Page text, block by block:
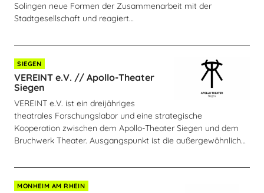
Solingen neue Formen der Zusammenarbeit mit der
Stadtgesellschaft und reagiert…
SIEGEN
VEREINT e.V. // Apollo-Theater
Siegen
VEREINT e.V. ist ein dreijähriges
theatrales Forschungslabor und eine strategische
Kooperation zwischen dem Apollo-Theater Siegen und dem
Bruchwerk Theater. Ausgangspunkt ist die außergewöhnlich…
MONHEIM AM RHEIN